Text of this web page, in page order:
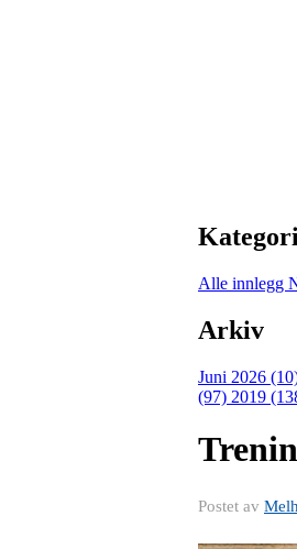
Kategori
Alle innlegg
Arkiv
Juni 2026
(97) 2019
Postet av